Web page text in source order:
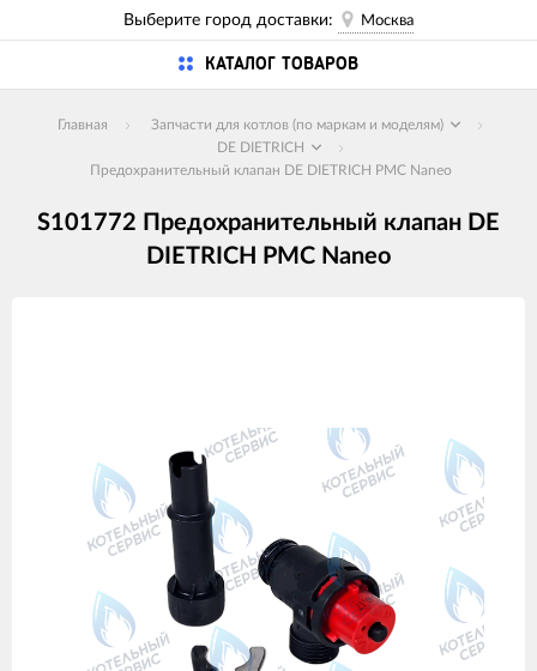
Выберите город доставки:
Москва
КАТАЛОГ ТОВАРОВ
Главная
Запчасти для котлов (по маркам и моделям)
DE DIETRICH
Предохранительный клапан DE DIETRICH PMC Naneo
S101772 Предохранительный клапан DE
DIETRICH PMC Naneo